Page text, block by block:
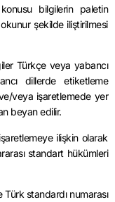
bilgilerin paletin
şekilde iliştirilmesi
Türkçe veya yabancı
dillerde etiketleme
veya işaretlemede yer
beyan edilir.
ilişkin olarak
standart hükümleri
standardı numarası